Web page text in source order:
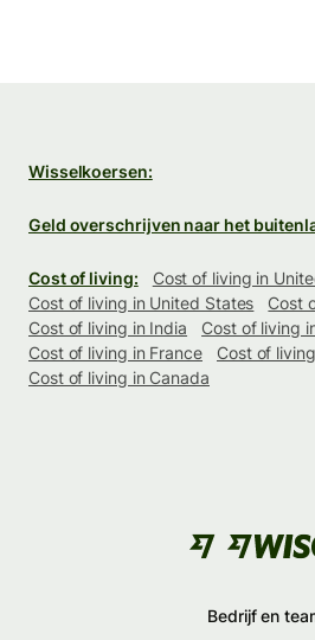
Wisselkoersen:
Geld overschrijven naar het
Cost of living:
Cost of living in
Cost of living in United States
Cost
Cost of living in India
Cost of living
Cost of living in France
Cost of
Cost of living in Canada
Bedrijf en